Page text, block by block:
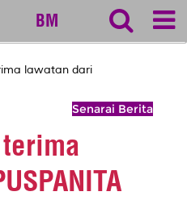
BM
lawatan dari
Senarai Berita